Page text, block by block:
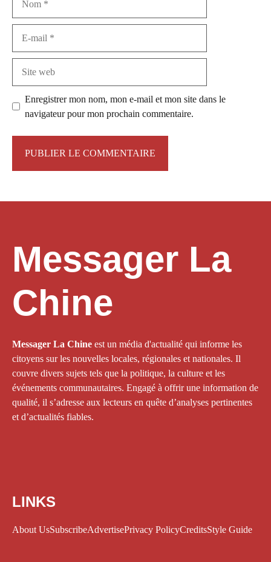
Enregistrer mon nom, mon e-mail et mon site dans le
navigateur pour mon prochain commentaire.
Messager La
Chine
Messager La Chine est un média d'actualité qui informe les
citoyens sur les nouvelles locales, régionales et nationales. Il
couvre divers sujets tels que la politique, la culture et les
événements communautaires. Engagé à offrir une information de
qualité, il s’adresse aux lecteurs en quête d’analyses pertinentes
et d’actualités fiables.
LINKS
About UsSubscribeAdvertisePrivacy PolicyCreditsStyle Guide